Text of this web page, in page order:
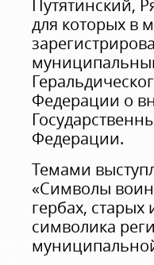
Путятинский,
для которых в
Федерации о
Федерации.
Темами
«Символы
гербах,
символика